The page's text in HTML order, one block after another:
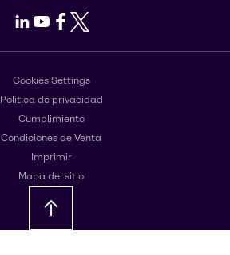
LinkedIn
Youtube
Facebook
X
Cookies Settings
Politica de privacidad
Cumplimiento
Condiciones de Venta
Imprimir
Mapa del sitio